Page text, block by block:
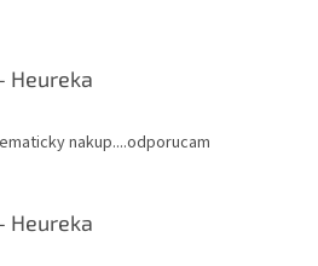
Heureka
nakup....odporucam
Heureka